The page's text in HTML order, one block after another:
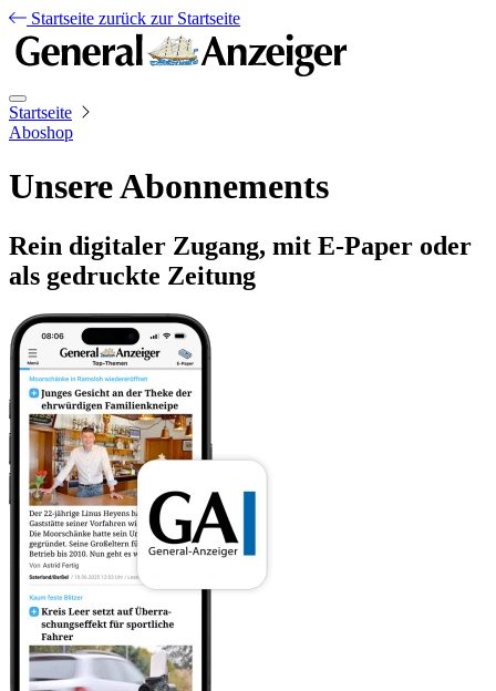
Startseite zurück zur Startseite
Startseite
Aboshop
Unsere Abonnements
Rein digitaler Zugang, mit E-Paper oder
als gedruckte Zeitung